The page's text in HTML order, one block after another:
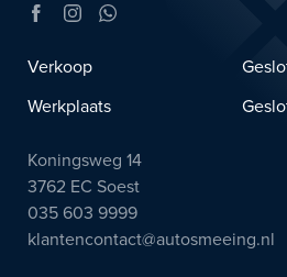
Verkoop
Werkplaats
Koningsweg 14
3762 EC Soest
035 603 9999
klantencontact@autosmeeing.nl